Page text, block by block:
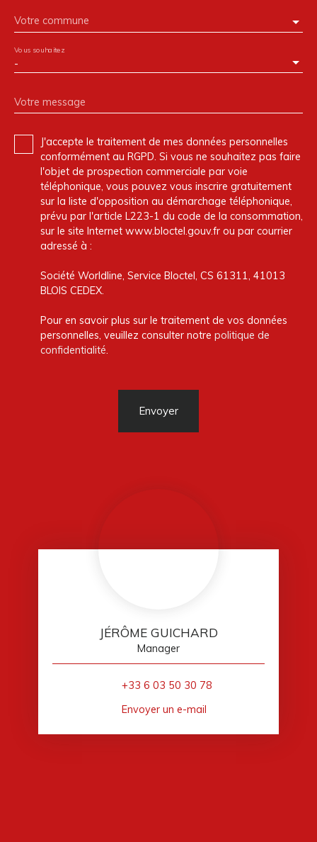
Votre commune
-
Vous souhaitez
Votre message
J'accepte le traitement de mes données personnelles
conformément au RGPD. Si vous ne souhaitez pas faire
l'objet de prospection commerciale par voie
téléphonique, vous pouvez vous inscrire gratuitement
sur la liste d'opposition au démarchage téléphonique,
prévu par l'article L223-1 du code de la consommation,
sur le site Internet www.bloctel.gouv.fr ou par courrier
adressé à :
Société Worldline, Service Bloctel, CS 61311, 41013
BLOIS CEDEX.
Pour en savoir plus sur le traitement de vos données
personnelles, veuillez consulter notre politique de
confidentialité.
Envoyer
JÉRÔME GUICHARD
Manager
+33 6 03 50 30 78
Envoyer un e-mail